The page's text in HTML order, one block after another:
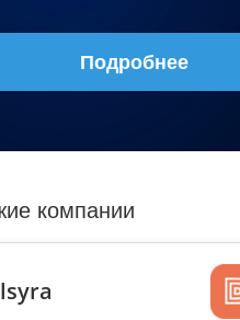
Подробнее
компании